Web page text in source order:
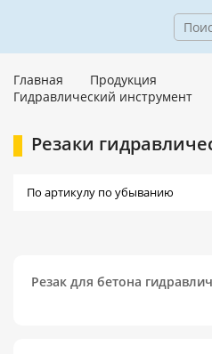
Главная
Продукция
Гидравлический инструмент
Резаки
Резак для бетона